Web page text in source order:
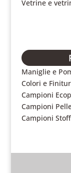
Vetrine e
Maniglie e
Colori e
Campioni
Campioni
Campioni